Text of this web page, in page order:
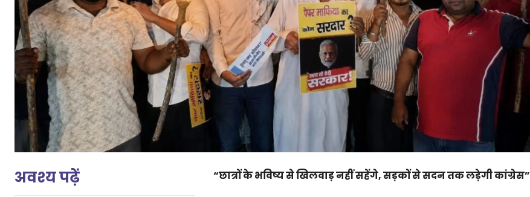
अवश्य पढ़ें “छात्रों के भविष्य से खिलवाड़ नहीं सहेंगे, सड़कों से सदन तक लड़ेगी कांग्रेस”